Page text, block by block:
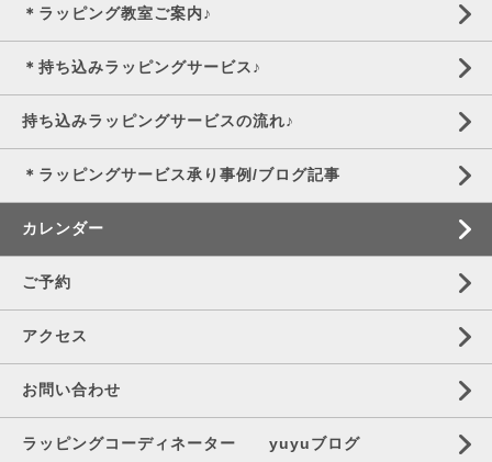
＊ラッピング教室ご案内♪
＊持ち込みラッピングサービス♪
持ち込みラッピングサービスの流れ♪
＊ラッピングサービス承り事例/ブログ記事
カレンダー
ご予約
アクセス
お問い合わせ
ラッピングコーディネーター yuyuブログ